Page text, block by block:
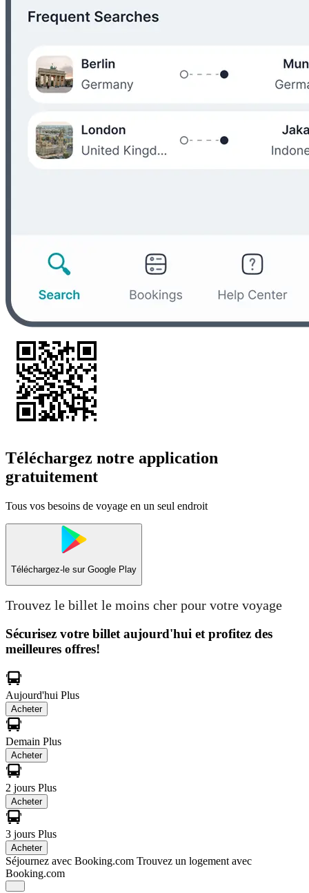
Téléchargez notre application
gratuitement
Tous vos besoins de voyage en un seul endroit
Téléchargez-le sur Google Play
Trouvez le billet le moins cher pour votre voyage
Sécurisez votre billet aujourd'hui et profitez des
meilleures offres!
Aujourd'hui Plus
Acheter
Demain Plus
Acheter
2 jours Plus
Acheter
3 jours Plus
Acheter
Séjournez avec Booking.com Trouvez un logement avec
Booking.com